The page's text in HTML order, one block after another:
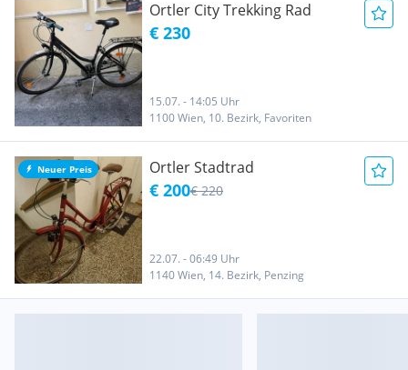
Ortler City Trekking Rad
€ 230
15.07. - 14:05 Uhr
1100 Wien, 10. Bezirk, Favoriten
Neuer Preis Ortler Stadtrad
€ 200€ 220
22.07. - 06:49 Uhr
1140 Wien, 14. Bezirk, Penzing